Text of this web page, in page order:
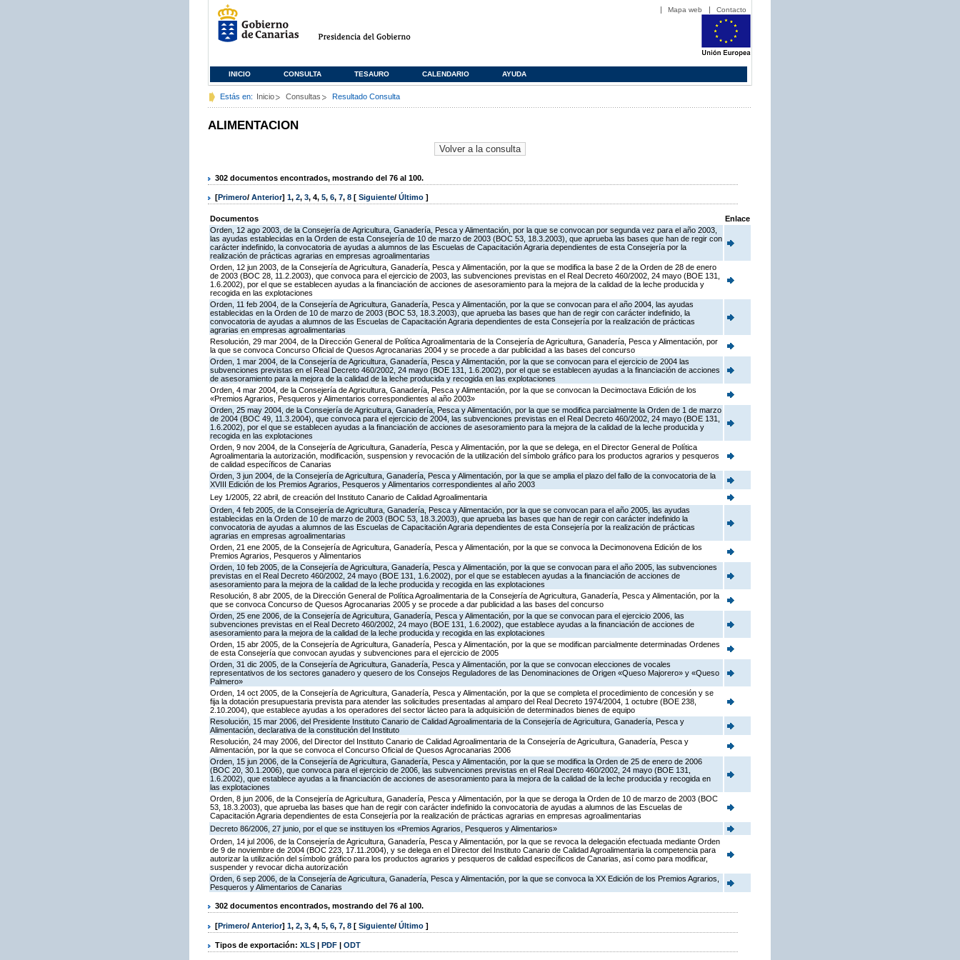
Mapa web Contacto
INICIO CONSULTA TESAURO CALENDARIO AYUDA
Estás en: Inicio Consultas Resultado Consulta
ALIMENTACION
302 documentos encontrados, mostrando del 76 al 100.
[Primero/ Anterior] 1, 2, 3, 4, 5, 6, 7, 8 [ Siguiente/ Último ]
Documentos
Enlace
Orden, 12 ago 2003, de la Consejería de Agricultura, Ganadería, Pesca y Alimentación, por la que se convocan por segunda vez para el año 2003,
las ayudas establecidas en la Orden de esta Consejería de 10 de marzo de 2003 (BOC 53, 18.3.2003), que aprueba las bases que han de regir con
carácter indefinido, la convocatoria de ayudas a alumnos de las Escuelas de Capacitación Agraria dependientes de esta Consejería por la
realización de prácticas agrarias en empresas agroalimentarias
Orden, 12 jun 2003, de la Consejería de Agricultura, Ganadería, Pesca y Alimentación, por la que se modifica la base 2 de la Orden de 28 de enero
de 2003 (BOC 28, 11.2.2003), que convoca para el ejercicio de 2003, las subvenciones previstas en el Real Decreto 460/2002, 24 mayo (BOE 131,
1.6.2002), por el que se establecen ayudas a la financiación de acciones de asesoramiento para la mejora de la calidad de la leche producida y
recogida en las explotaciones
Orden, 11 feb 2004, de la Consejería de Agricultura, Ganadería, Pesca y Alimentación, por la que se convocan para el año 2004, las ayudas
establecidas en la Orden de 10 de marzo de 2003 (BOC 53, 18.3.2003), que aprueba las bases que han de regir con carácter indefinido, la
convocatoria de ayudas a alumnos de las Escuelas de Capacitación Agraria dependientes de esta Consejería por la realización de prácticas
agrarias en empresas agroalimentarias
Resolución, 29 mar 2004, de la Dirección General de Política Agroalimentaria de la Consejería de Agricultura, Ganadería, Pesca y Alimentación, por
la que se convoca Concurso Oficial de Quesos Agrocanarias 2004 y se procede a dar publicidad a las bases del concurso
Orden, 1 mar 2004, de la Consejería de Agricultura, Ganadería, Pesca y Alimentación, por la que se convocan para el ejercicio de 2004 las
subvenciones previstas en el Real Decreto 460/2002, 24 mayo (BOE 131, 1.6.2002), por el que se establecen ayudas a la financiación de acciones
de asesoramiento para la mejora de la calidad de la leche producida y recogida en las explotaciones
Orden, 4 mar 2004, de la Consejería de Agricultura, Ganadería, Pesca y Alimentación, por la que se convocan la Decimoctava Edición de los
«Premios Agrarios, Pesqueros y Alimentarios correspondientes al año 2003»
Orden, 25 may 2004, de la Consejería de Agricultura, Ganadería, Pesca y Alimentación, por la que se modifica parcialmente la Orden de 1 de marzo
de 2004 (BOC 49, 11.3.2004), que convoca para el ejercicio de 2004, las subvenciones previstas en el Real Decreto 460/2002, 24 mayo (BOE 131,
1.6.2002), por el que se establecen ayudas a la financiación de acciones de asesoramiento para la mejora de la calidad de la leche producida y
recogida en las explotaciones
Orden, 9 nov 2004, de la Consejería de Agricultura, Ganadería, Pesca y Alimentación, por la que se delega, en el Director General de Política
Agroalimentaria la autorización, modificación, suspension y revocación de la utilización del símbolo gráfico para los productos agrarios y pesqueros
de calidad específicos de Canarias
Orden, 3 jun 2004, de la Consejería de Agricultura, Ganadería, Pesca y Alimentación, por la que se amplia el plazo del fallo de la convocatoria de la
XVIII Edición de los Premios Agrarios, Pesqueros y Alimentarios correspondientes al año 2003
Ley 1/2005, 22 abril, de creación del Instituto Canario de Calidad Agroalimentaria
Orden, 4 feb 2005, de la Consejería de Agricultura, Ganadería, Pesca y Alimentación, por la que se convocan para el año 2005, las ayudas
establecidas en la Orden de 10 de marzo de 2003 (BOC 53, 18.3.2003), que aprueba las bases que han de regir con carácter indefinido la
convocatoria de ayudas a alumnos de las Escuelas de Capacitación Agraria dependientes de esta Consejería por la realización de prácticas
agrarias en empresas agroalimentarias
Orden, 21 ene 2005, de la Consejería de Agricultura, Ganadería, Pesca y Alimentación, por la que se convoca la Decimonovena Edición de los
Premios Agrarios, Pesqueros y Alimentarios
Orden, 10 feb 2005, de la Consejería de Agricultura, Ganadería, Pesca y Alimentación, por la que se convocan para el año 2005, las subvenciones
previstas en el Real Decreto 460/2002, 24 mayo (BOE 131, 1.6.2002), por el que se establecen ayudas a la financiación de acciones de
asesoramiento para la mejora de la calidad de la leche producida y recogida en las explotaciones
Resolución, 8 abr 2005, de la Dirección General de Política Agroalimentaria de la Consejería de Agricultura, Ganadería, Pesca y Alimentación, por la
que se convoca Concurso de Quesos Agrocanarias 2005 y se procede a dar publicidad a las bases del concurso
Orden, 25 ene 2006, de la Consejería de Agricultura, Ganadería, Pesca y Alimentación, por la que se convocan para el ejercicio 2006, las
subvenciones previstas en el Real Decreto 460/2002, 24 mayo (BOE 131, 1.6.2002), que establece ayudas a la financiación de acciones de
asesoramiento para la mejora de la calidad de la leche producida y recogida en las explotaciones
Orden, 15 abr 2005, de la Consejería de Agricultura, Ganadería, Pesca y Alimentación, por la que se modifican parcialmente determinadas Ordenes
de esta Consejería que convocan ayudas y subvenciones para el ejercicio de 2005
Orden, 31 dic 2005, de la Consejería de Agricultura, Ganadería, Pesca y Alimentación, por la que se convocan elecciones de vocales
representativos de los sectores ganadero y quesero de los Consejos Reguladores de las Denominaciones de Origen «Queso Majorero» y «Queso
Palmero»
Orden, 14 oct 2005, de la Consejería de Agricultura, Ganadería, Pesca y Alimentación, por la que se completa el procedimiento de concesión y se
fija la dotación presupuestaria prevista para atender las solicitudes presentadas al amparo del Real Decreto 1974/2004, 1 octubre (BOE 238,
2.10.2004), que establece ayudas a los operadores del sector lácteo para la adquisición de determinados bienes de equipo
Resolución, 15 mar 2006, del Presidente Instituto Canario de Calidad Agroalimentaria de la Consejería de Agricultura, Ganadería, Pesca y
Alimentación, declarativa de la constitución del Instituto
Resolución, 24 may 2006, del Director del Instituto Canario de Calidad Agroalimentaria de la Consejería de Agricultura, Ganadería, Pesca y
Alimentación, por la que se convoca el Concurso Oficial de Quesos Agrocanarias 2006
Orden, 15 jun 2006, de la Consejería de Agricultura, Ganadería, Pesca y Alimentación, por la que se modifica la Orden de 25 de enero de 2006
(BOC 20, 30.1.2006), que convoca para el ejercicio de 2006, las subvenciones previstas en el Real Decreto 460/2002, 24 mayo (BOE 131,
1.6.2002), que establece ayudas a la financiación de acciones de asesoramiento para la mejora de la calidad de la leche producida y recogida en
las explotaciones
Orden, 8 jun 2006, de la Consejería de Agricultura, Ganadería, Pesca y Alimentación, por la que se deroga la Orden de 10 de marzo de 2003 (BOC
53, 18.3.2003), que aprueba las bases que han de regir con carácter indefinido la convocatoria de ayudas a alumnos de las Escuelas de
Capacitación Agraria dependientes de esta Consejería por la realización de prácticas agrarias en empresas agroalimentarias
Decreto 86/2006, 27 junio, por el que se instituyen los «Premios Agrarios, Pesqueros y Alimentarios»
Orden, 14 jul 2006, de la Consejería de Agricultura, Ganadería, Pesca y Alimentación, por la que se revoca la delegación efectuada mediante Orden
de 9 de noviembre de 2004 (BOC 223, 17.11.2004), y se delega en el Director del Instituto Canario de Calidad Agroalimentaria la competencia para
autorizar la utilización del símbolo gráfico para los productos agrarios y pesqueros de calidad específicos de Canarias, así como para modificar,
suspender y revocar dicha autorización
Orden, 6 sep 2006, de la Consejería de Agricultura, Ganadería, Pesca y Alimentación, por la que se convoca la XX Edición de los Premios Agrarios,
Pesqueros y Alimentarios de Canarias
302 documentos encontrados, mostrando del 76 al 100.
[Primero/ Anterior] 1, 2, 3, 4, 5, 6, 7, 8 [ Siguiente/ Último ]
Tipos de exportación: XLS | PDF | ODT